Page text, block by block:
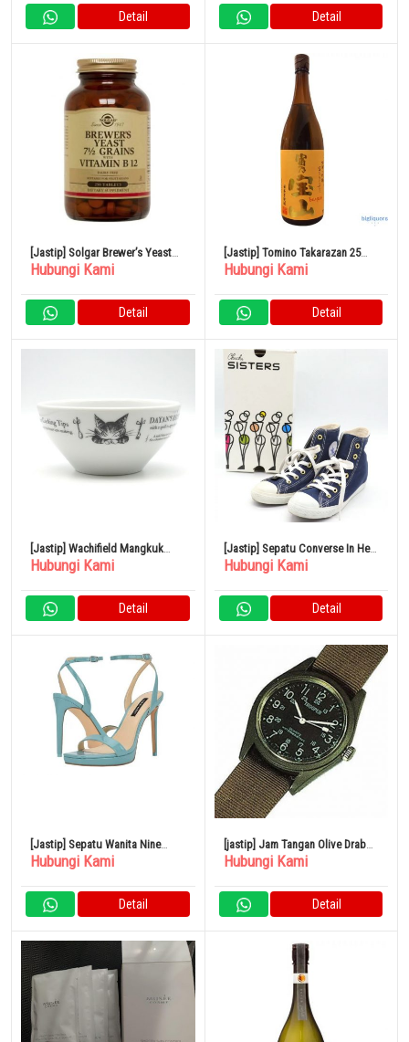
SIGNATURE
Detail Detail
[Jastip] Solgar Brewer’s Yeast
Ragi Bir
Hubungi Kami
Detail
[Jastip] Tomino Takarazan 25
derajat 1800ml Pabrik Sake Nishi
Hubungi Kami
Detail
[Jastip] Wachifield Mangkuk
Hotel
Hubungi Kami
Detail
[Jastip] Sepatu Converse In Heel
All Star Ukuran 24Cm Navy
Hubungi Kami
Detail
[Jastip] Sepatu Wanita Nine
West Zadie 3
Hubungi Kami
Detail
[jastip] Jam Tangan Olive Drab
Rothco 4104 OD Tahan Air
Hubungi Kami
Detail